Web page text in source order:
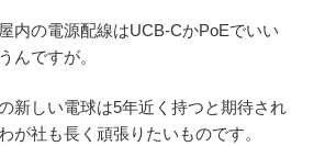
内の電源配線はUCB-CかPoEでいい
んですが。
新しい電球は5年近く持つと期待され
が社も長く頑張りたいものです。